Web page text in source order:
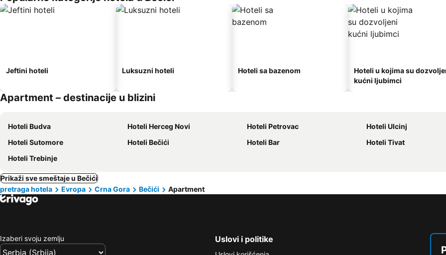
Jeftini hoteli Luksuzni hoteli Hoteli sa bazenom
Hoteli u kojima su
kućni ljubimci
Apartment – destinacije u blizini
Hoteli Budva Hoteli Herceg Novi Hoteli Petrovac
Hoteli Ulcinj
Hoteli Sutomore
Hoteli Bečići Hoteli Bar
Hoteli Tivat
Hoteli Trebinje
Prikaži sve smeštaje u Bečići
pretraga hotela
Evropa Crna Gora Bečići Apartment
Izaberi svoju zemlju Uslovi i politike